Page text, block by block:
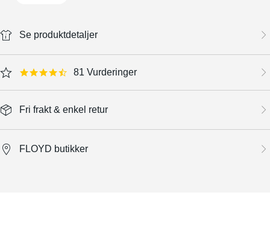
Se produktdetaljer
4.3 star rating 81 Vurderinger
Fri frakt & enkel retur
FLOYD butikker